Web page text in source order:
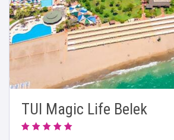
TUI Magic Life Belek